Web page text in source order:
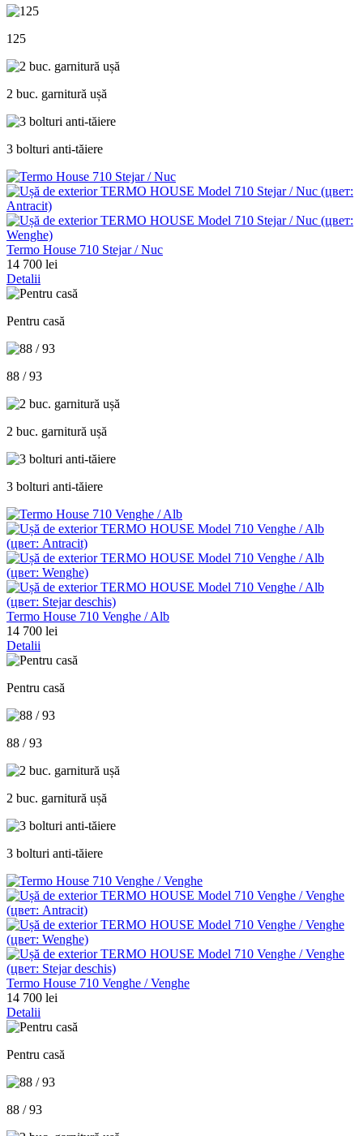
125
2 buc. garnitură ușă
3 bolturi anti-tăiere
Termo House 710 Stejar / Nuc
14 700 lei
Detalii
Pentru casă
88 / 93
2 buc. garnitură ușă
3 bolturi anti-tăiere
Termo House 710 Venghe / Alb
14 700 lei
Detalii
Pentru casă
88 / 93
2 buc. garnitură ușă
3 bolturi anti-tăiere
Termo House 710 Venghe / Venghe
14 700 lei
Detalii
Pentru casă
88 / 93